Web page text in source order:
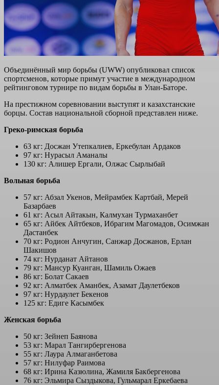
Объединённый мир борьбы (UWW) опубликовал список
спортсменов, которые примут участие в международном
рейтинговом турнире по видам борьбы в Улан-Баторе.
На престижном соревновании выступят и казахстанские
борцы. Состав национальной сборной представлен ниже.
Греко-римская борьба
63 кг: Досжан Утепкалиев, Еркебулан Ардаков
97 кг: Нурасыл Аманалы
130 кг: Алишер Ергали, Олжас Сырлыбай
Вольная борьба
57 кг: Абзал Укенов, Мейрамбек Картбай, Мерей
Базарбаев
61 кг: Асыл Айтакын, Калмухан Турмаханбет
65 кг: Айбек Айтбеков, Ибрагим Магомадов, Осимжан
Дастанбек
70 кг: Родион Анчугин, Санжар Досжанов, Ерлан
Шакишов
74 кг: Нурданат Айтанов
79 кг: Мансур Куанган, Шамиль Ожаев
86 кг: Болат Сакаев
92 кг: Алматбек Аманбек, Азамат Даулетбеков
97 кг: Нурдаулет Бекенов
125 кг: Едиге Касымбек
Женская борьба
50 кг: Зейнеп Баянова
53 кг: Марал Тангирбергенова
55 кг: Лаура Алмаганбетова
57 кг: Нилуфар Раимова
68 кг: Ирина Казюлина, Жамиля Бакбергенова
76 кг: Эльмира Сыздыкова, Гульмарал Еркебаева